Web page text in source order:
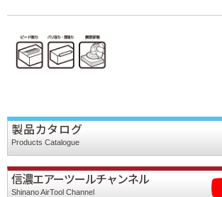
製品カタログ
Products Catalogue
信濃エアーツールチャンネル
Shinano AirTool Channel